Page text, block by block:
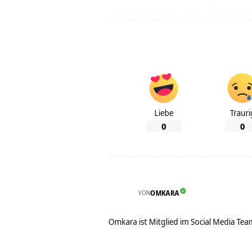
Liebe
0 0
VONOMKARA
Omkara ist Mitglied im Social Media